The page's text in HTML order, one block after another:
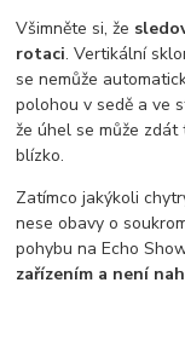
Všimněte si, že
rotaci. Vertikální
se nemůže
polohou v sedě a ve
že úhel se může
blízko.
Zatímco jakýkoli
nese obavy o
pohybu na Echo
zařízením a není